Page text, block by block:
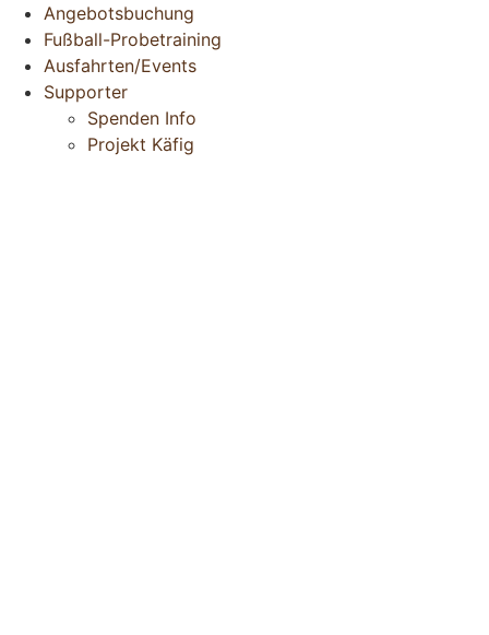
Angebotsbuchung
Fußball-Probetraining
Ausfahrten/Events
Supporter
Spenden Info
Projekt Käfig